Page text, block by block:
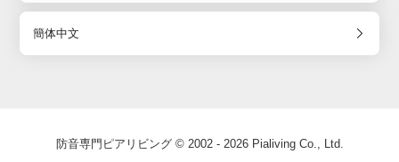
簡体中文
防音専門ピアリビング © 2002 - 2026 Pialiving Co., Ltd.